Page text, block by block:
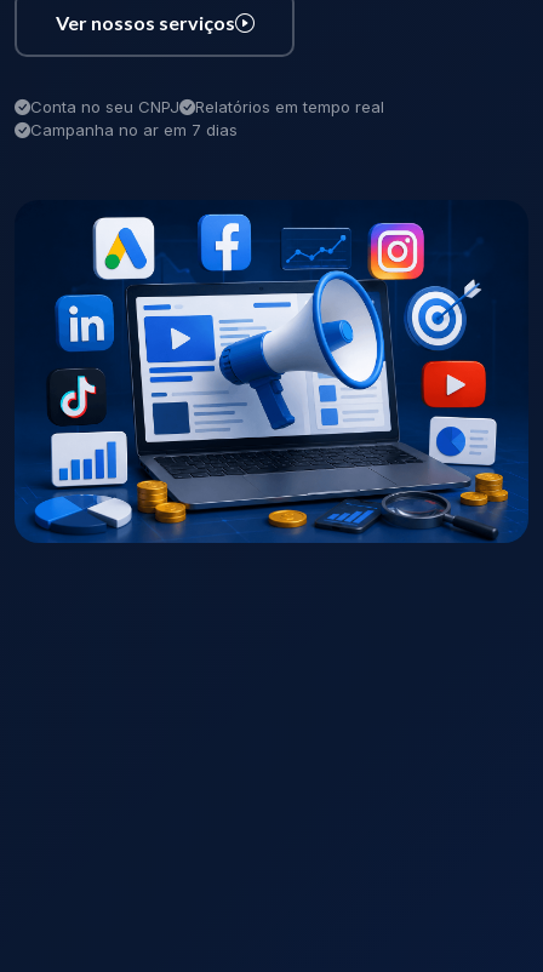
Ver nossos serviços
Conta no seu CNPJ
Relatórios em tempo real
Campanha no ar em 7 dias